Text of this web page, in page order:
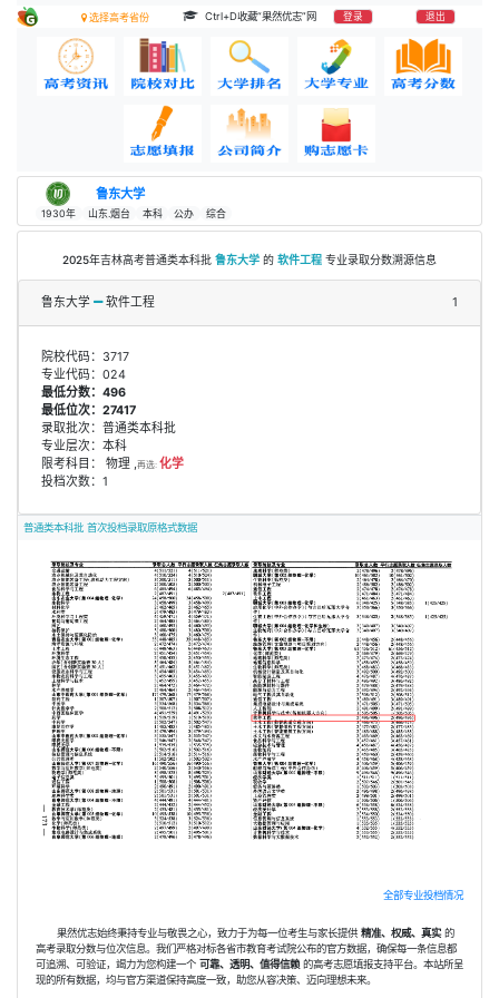
选择高考省份 Ctrl+D收藏“果然优志”网 登录 退出
鲁东大学
1930年 山东.烟台 本科 公办 综合
2025年吉林高考普通类本科批 鲁东大学 的 软件工程 专业录取分数溯源信息
鲁东大学 软件工程 1
院校代码：3717
专业代码：024
最低分数：496
最低位次：27417
录取批次：普通类本科批
专业层次：本科
限考科目： 物理 ,再选: 化学
投档次数：1
普通类本科批 首次投档录取原格式数据
全部专业投档情况
果然优志始终秉持专业与敬畏之心，致力于为每一位考生与家长提供 精准、权威、真实的
高考录取分数与位次信息。我们严格对标各省市教育考试院公布的官方数据，确保每一条信息都
可追溯、可验证，竭力为您构建一个 可靠、透明、值得信赖 的高考志愿填报支持平台。本站所呈
现的所有数据，均与官方渠道保持高度一致，助您从容决策、迈向理想未来。